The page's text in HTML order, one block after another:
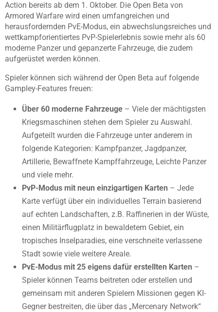
Action bereits ab dem 1. Oktober. Die Open Beta von
Armored Warfare wird einen umfangreichen und
herausfordernden PvE-Modus, ein abwechslungsreiches und
wettkampforientiertes PvP-Spielerlebnis sowie mehr als 60
moderne Panzer und gepanzerte Fahrzeuge, die zudem
aufgerüstet werden können.
Spieler können sich während der Open Beta auf folgende
Gampley-Features freuen:
Über 60 moderne Fahrzeuge – Viele der mächtigsten
Kriegsmaschinen stehen dem Spieler zu Auswahl.
Aufgeteilt wurden die Fahrzeuge unter anderem in
folgende Kategorien: Kampfpanzer, Jagdpanzer,
Artillerie, Bewaffnete Kampffahrzeuge, Leichte Panzer
und viele mehr.
PvP-Modus mit neun einzigartigen Karten – Jede
Karte verfügt über ein individuelles Terrain basierend
auf echten Landschaften, z.B. Raffinerien in der Wüste,
einen Militärflugplatz in bewaldetem Gebiet, ein
tropisches Inselparadies, eine verschneite verlassene
Stadt sowie viele weitere Areale.
PvE-Modus mit 25 eigens dafür erstellten Karten –
Spieler können Teams beitreten oder erstellen und
gemeinsam mit anderen Spielern Missionen gegen KI-
Gegner bestreiten, die über das „Mercenary Network“